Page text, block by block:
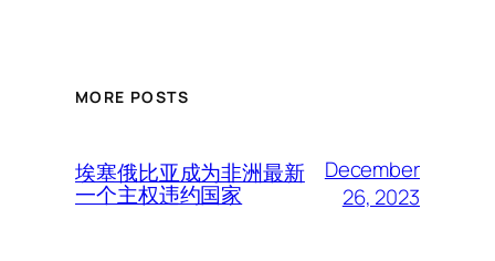
MORE POSTS
埃塞俄比亚成为非洲最新
一个主权违约国家
December
26, 2023